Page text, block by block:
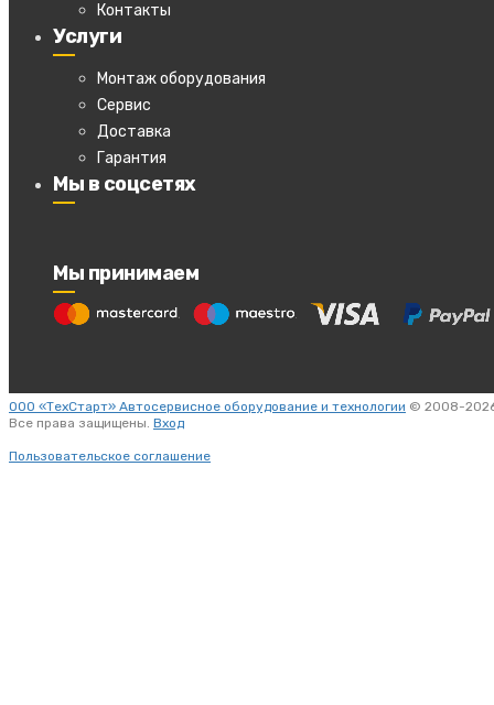
Контакты
Услуги
Монтаж оборудования
Сервис
Доставка
Гарантия
Мы в соцсетях
Мы принимаем
ООО «ТехСтарт» Автосервисное оборудование и технологии © 2008-
Все права защищены. Вход
Пользовательское соглашение